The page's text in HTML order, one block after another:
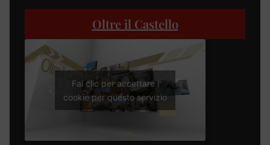
Oltre il Castello
Fai clic per accettare i
cookie per questo servizio